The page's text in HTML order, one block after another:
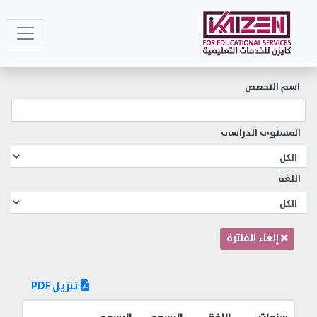
اسم التخصص
المستوى الدراسي
اللغة
إلغاء الفلترة
تنزيل PDF